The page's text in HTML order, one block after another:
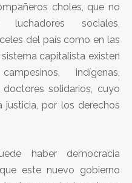
choles, que no
sociales,
del país como en las
capitalista existen
indígenas,
doctores solidarios, cuyo
por los derechos
haber democracia
este nuevo gobierno